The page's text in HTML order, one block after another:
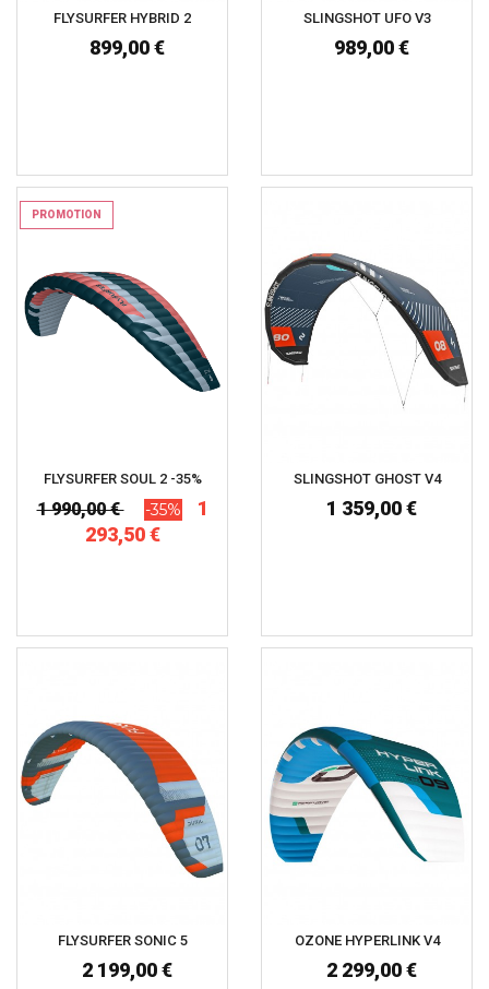
FLYSURFER HYBRID 2
899,00 €
SLINGSHOT UFO V3
989,00 €
PROMOTION
FLYSURFER SOUL 2 -35%
1 990,00 € -35%
1
293,50 €
SLINGSHOT GHOST V4
1 359,00 €
FLYSURFER SONIC 5
2 199,00 €
OZONE HYPERLINK V4
2 299,00 €